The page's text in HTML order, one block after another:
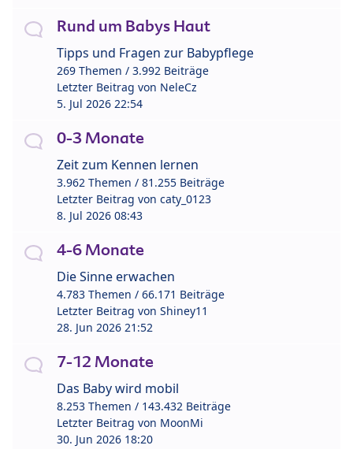
Rund um Babys Haut
Tipps und Fragen zur Babypflege
269 Themen / 3.992 Beiträge
Letzter Beitrag von NeleCz
5. Jul 2026 22:54
0-3 Monate
Zeit zum Kennen lernen
3.962 Themen / 81.255 Beiträge
Letzter Beitrag von caty_0123
8. Jul 2026 08:43
4-6 Monate
Die Sinne erwachen
4.783 Themen / 66.171 Beiträge
Letzter Beitrag von Shiney11
28. Jun 2026 21:52
7-12 Monate
Das Baby wird mobil
8.253 Themen / 143.432 Beiträge
Letzter Beitrag von MoonMi
30. Jun 2026 18:20